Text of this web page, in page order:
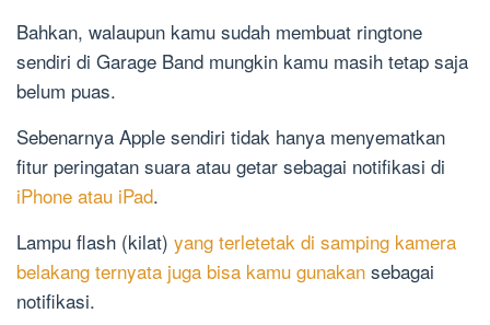
Bahkan, walaupun kamu sudah membuat ringtone
sendiri di Garage Band mungkin kamu masih tetap saja
belum puas.
Sebenarnya Apple sendiri tidak hanya menyematkan
fitur peringatan suara atau getar sebagai notifikasi di
iPhone atau iPad.
Lampu flash (kilat) yang terletetak di samping kamera
belakang ternyata juga bisa kamu gunakan sebagai
notifikasi.